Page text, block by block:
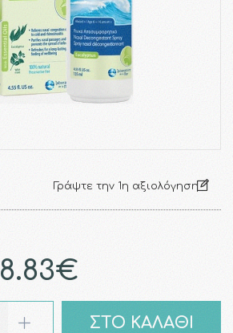
Γράψτε την 1η αξιολόγηση
8.83€
ΣΤΟ ΚΑΛΑΘΙ